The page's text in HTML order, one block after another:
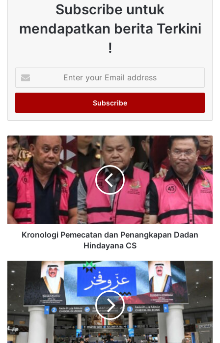
Subscribe untuk
mendapatkan berita Terkini
!
your
Email
Kronologi Pemecatan dan Penangkapan Dadan
Hindayana CS